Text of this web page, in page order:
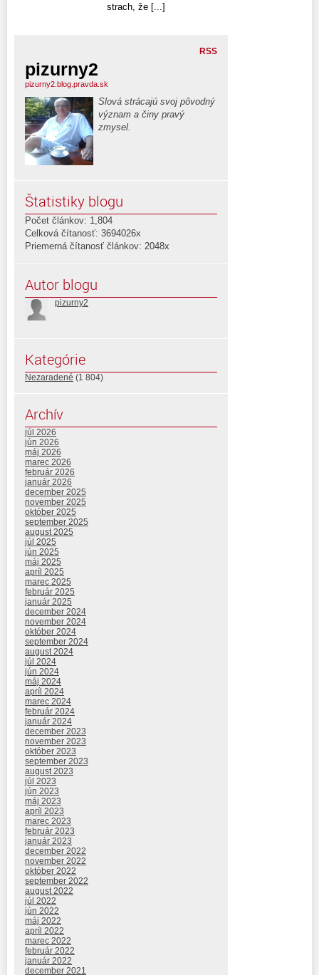
strach, že [...]
RSS
pizurny2
pizurny2.blog.pravda.sk
Slová strácajú svoj pôvodný
význam a činy pravý
zmysel.
Štatistiky blogu
Počet článkov: 1,804
Celková čítanosť: 3694026x
Priemerná čítanosť článkov: 2048x
Autor blogu
pizurny2
Kategórie
Nezaradené (1 804)
Archív
júl 2026
jún 2026
máj 2026
marec 2026
február 2026
január 2026
december 2025
november 2025
október 2025
september 2025
august 2025
júl 2025
jún 2025
máj 2025
apríl 2025
marec 2025
február 2025
január 2025
december 2024
november 2024
október 2024
september 2024
august 2024
júl 2024
jún 2024
máj 2024
apríl 2024
marec 2024
február 2024
január 2024
december 2023
november 2023
október 2023
september 2023
august 2023
júl 2023
jún 2023
máj 2023
apríl 2023
marec 2023
február 2023
január 2023
december 2022
november 2022
október 2022
september 2022
august 2022
júl 2022
jún 2022
máj 2022
apríl 2022
marec 2022
február 2022
január 2022
december 2021